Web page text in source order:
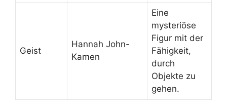
Geist
Hannah John-
Kamen
Eine
mysteriöse
Figur mit der
Fähigkeit,
durch
Objekte zu
gehen.